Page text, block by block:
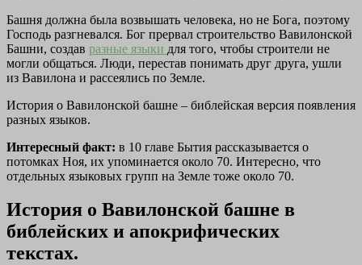
Башня должна была возвышать человека, но не Бога, поэтому
Господь разгневался. Бог прервал строительство Вавилонской
Башни, создав разные языки для того, чтобы строители не
могли общаться. Люди, перестав понимать друг друга, ушли
из Вавилона и рассеялись по Земле.
История о Вавилонской башне – библейская версия появления
разных языков.
Интересный факт: в 10 главе Бытия рассказывается о
потомках Ноя, их упоминается около 70. Интересно, что
отдельных языковых групп на Земле тоже около 70.
История о Вавилонской башне в
библейских и апокрифических
текстах.